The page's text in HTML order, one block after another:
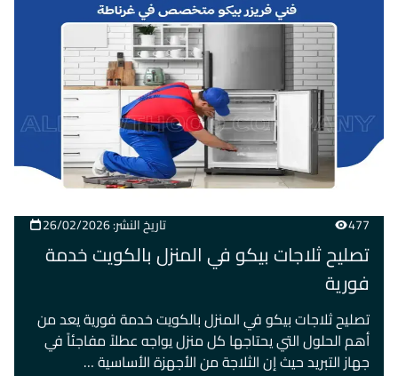
477 تاريخ النشر: 26/02/2026
تصليح ثلاجات بيكو في المنزل بالكويت خدمة
فورية
تصليح ثلاجات بيكو في المنزل بالكويت خدمة فورية يعد من
أهم الحلول التي يحتاجها كل منزل يواجه عطلاً مفاجئاً في
جهاز التبريد حيث إن الثلاجة من الأجهزة الأساسية …